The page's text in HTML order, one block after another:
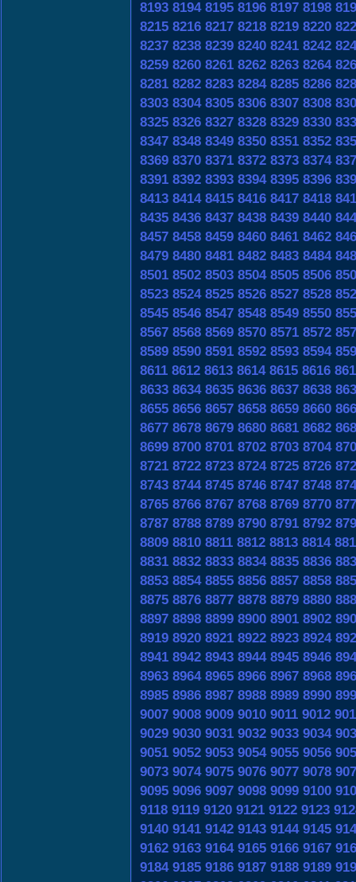
8193 8194 8195 8196 8197 8198
8215 8216 8217 8218 8219 8220
8237 8238 8239 8240 8241 8242
8259 8260 8261 8262 8263 8264
8281 8282 8283 8284 8285 8286
8303 8304 8305 8306 8307 8308
8325 8326 8327 8328 8329 8330
8347 8348 8349 8350 8351 8352
8369 8370 8371 8372 8373 8374
8391 8392 8393 8394 8395 8396
8413 8414 8415 8416 8417 8418
8435 8436 8437 8438 8439 8440
8457 8458 8459 8460 8461 8462
8479 8480 8481 8482 8483 8484
8501 8502 8503 8504 8505 8506
8523 8524 8525 8526 8527 8528
8545 8546 8547 8548 8549 8550
8567 8568 8569 8570 8571 8572
8589 8590 8591 8592 8593 8594
8611 8612 8613 8614 8615 8616
8633 8634 8635 8636 8637 8638
8655 8656 8657 8658 8659 8660
8677 8678 8679 8680 8681 8682
8699 8700 8701 8702 8703 8704
8721 8722 8723 8724 8725 8726
8743 8744 8745 8746 8747 8748
8765 8766 8767 8768 8769 8770
8787 8788 8789 8790 8791 8792
8809 8810 8811 8812 8813 8814
8831 8832 8833 8834 8835 8836
8853 8854 8855 8856 8857 8858
8875 8876 8877 8878 8879 8880
8897 8898 8899 8900 8901 8902
8919 8920 8921 8922 8923 8924
8941 8942 8943 8944 8945 8946
8963 8964 8965 8966 8967 8968
8985 8986 8987 8988 8989 8990
9007 9008 9009 9010 9011 9012
9029 9030 9031 9032 9033 9034
9051 9052 9053 9054 9055 9056
9073 9074 9075 9076 9077 9078
9095 9096 9097 9098 9099 9100
9118 9119 9120 9121 9122 9123
9140 9141 9142 9143 9144 9145
9162 9163 9164 9165 9166 9167
9184 9185 9186 9187 9188 9189